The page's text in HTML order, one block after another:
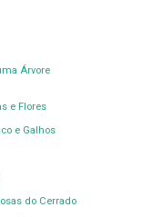
Árvore
e Flores
e Galhos
do Cerrado